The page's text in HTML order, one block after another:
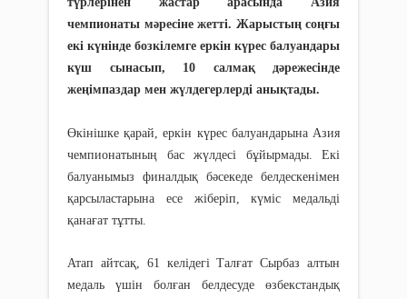
чемпионаты мәресіне жетті. Жарыстың соңғы
екі күнінде бозкілемге еркін күрес балуандары
күш сынасып, 10 салмақ дәрежесінде
жеңімпаздар мен жүлдегерлерді анықтады.
Өкінішке қарай, еркін күрес балуандарына Азия
чемпионатының бас жүлдесі бұйырмады. Екі
балуанымыз финалдық бәсекеде белдескенімен
қарсыластарына есе жіберіп, күміс медальді
қанағат тұтты.
Атап айтсақ, 61 келідегі Талғат Сырбаз алтын
медаль үшін болған белдесуде өзбекстандық